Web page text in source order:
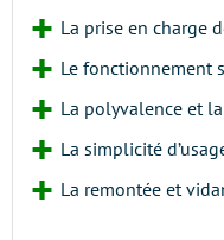
La prise en charge
Le fonctionnement
La polyvalence et
La simplicité
La remontée et